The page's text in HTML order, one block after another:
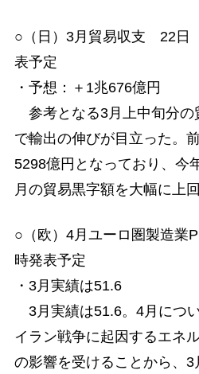
○（日）3月貿易収支 22日
表予定
・予想：＋1兆676億円
参考となる3月上中旬分の
で輸出の伸びが目立った。
5298億円となっており、今
月の貿易黒字額を大幅に上
○（欧）4月ユーロ圏製造
時発表予定
・3月実績は51.6
3月実績は51.6。4月につ
イラン戦争に起因するエネ
の影響を受けることから、